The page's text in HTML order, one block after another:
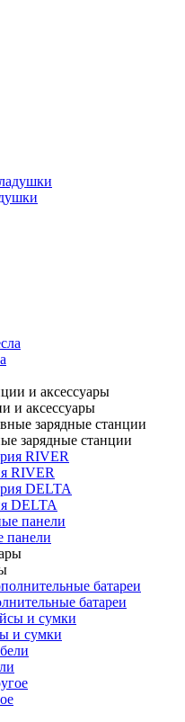
и аксессуары
зарядные станции
RIVER
DELTA
панели
батареи
и сумки